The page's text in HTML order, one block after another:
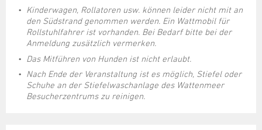
Kinderwagen, Rollatoren usw. können leider nicht mit an
den Südstrand genommen werden. Ein Wattmobil für
Rollstuhlfahrer ist vorhanden. Bei Bedarf bitte bei der
Anmeldung zusätzlich vermerken.
Das Mitführen von Hunden ist nicht erlaubt.
Nach Ende der Veranstaltung ist es möglich, Stiefel oder
Schuhe an der Stiefelwaschanlage des Wattenmeer
Besucherzentrums zu reinigen.